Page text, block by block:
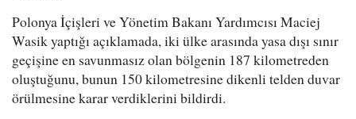
Polonya İçişleri ve Yönetim Bakanı Yardımcısı Maciej
Wasik yaptığı açıklamada, iki ülke arasında yasa dışı sınır
geçişine en savunmasız olan bölgenin 187 kilometreden
oluştuğunu, bunun 150 kilometresine dikenli telden duvar
örülmesine karar verdiklerini bildirdi.